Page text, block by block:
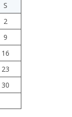
S
2
9
16
23
30